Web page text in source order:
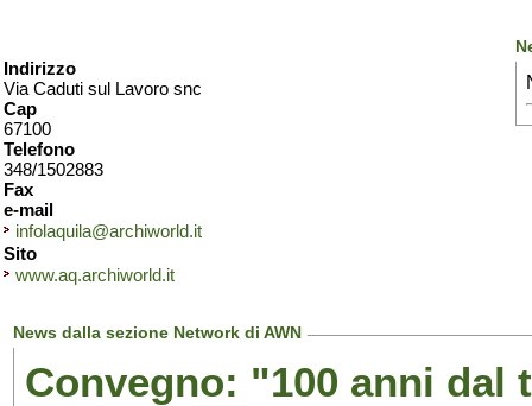
Indirizzo
Via Caduti sul Lavoro snc
Cap
67100
Telefono
348/1502883
Fax
e-mail
infolaquila@archiworld.it
Sito
www.aq.archiworld.it
News dalla sezione Network di AWN
Convegno: "100 anni dal